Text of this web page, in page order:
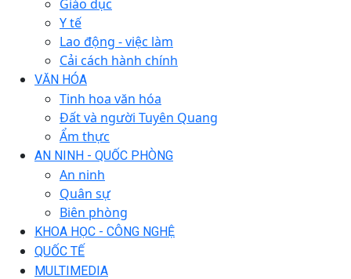
Giáo dục
Y tế
Lao động - việc làm
Cải cách hành chính
VĂN HÓA
Tinh hoa văn hóa
Đất và người Tuyên Quang
Ẩm thực
AN NINH - QUỐC PHÒNG
An ninh
Quân sự
Biên phòng
KHOA HỌC - CÔNG NGHỆ
QUỐC TẾ
MULTIMEDIA